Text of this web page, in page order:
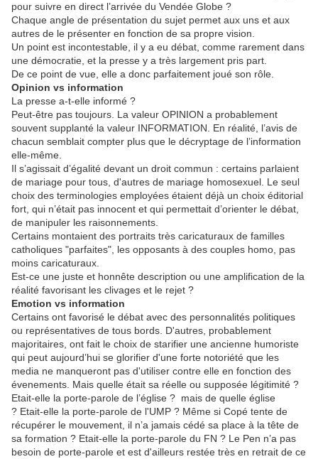
pour suivre en direct l’arrivée du Vendée Globe ?
Chaque angle de présentation du sujet permet aux uns et aux
autres de le présenter en fonction de sa propre vision.
Un point est incontestable, il y a eu débat, comme rarement dans
une démocratie, et la presse y a très largement pris part.
De ce point de vue, elle a donc parfaitement joué son rôle.
Opinion vs information
La presse a-t-elle informé ?
Peut-être pas toujours. La valeur OPINION a probablement
souvent supplanté la valeur INFORMATION. En réalité, l’avis de
chacun semblait compter plus que le décryptage de l’information
elle-même.
Il s’agissait d’égalité devant un droit commun : certains parlaient
de mariage pour tous, d'autres de mariage homosexuel. Le seul
choix des terminologies employées étaient déjà un choix éditorial
fort, qui n’était pas innocent et qui permettait d’orienter le débat,
de manipuler les raisonnements.
Certains montaient des portraits très caricaturaux de familles
catholiques "parfaites", les opposants à des couples homo, pas
moins caricaturaux.
Est-ce une juste et honnête description ou une amplification de la
réalité favorisant les clivages et le rejet ?
Emotion vs information
Certains ont favorisé le débat avec des personnalités politiques
ou représentatives de tous bords. D'autres, probablement
majoritaires, ont fait le choix de starifier une ancienne humoriste
qui peut aujourd’hui se glorifier d'une forte notoriété que les
media ne manqueront pas d'utiliser contre elle en fonction des
évenements. Mais quelle était sa réelle ou supposée légitimité ?
Etait-elle la porte-parole de l’église ? mais de quelle église
? Etait-elle la porte-parole de l'UMP ? Même si Copé tente de
récupérer le mouvement, il n’a jamais cédé sa place à la tête de
sa formation ? Etait-elle la porte-parole du FN ? Le Pen n’a pas
besoin de porte-parole et est d'ailleurs restée très en retrait de ce